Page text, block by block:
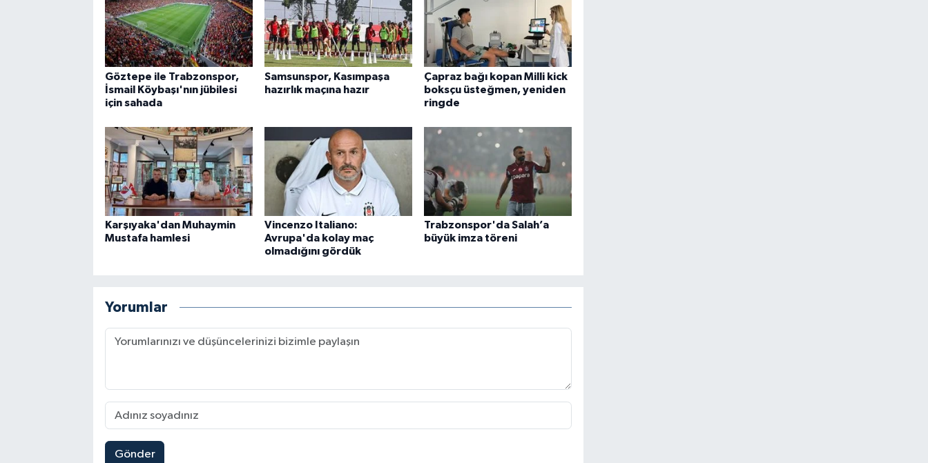
Göztepe ile Trabzonspor,
İsmail Köybaşı'nın jübilesi
için sahada
Samsunspor, Kasımpaşa
hazırlık maçına hazır
Çapraz bağı kopan Milli kick
boksçu üsteğmen, yeniden
ringde
Karşıyaka'dan Muhaymin
Mustafa hamlesi
Vincenzo Italiano:
Avrupa'da kolay maç
olmadığını gördük
Trabzonspor'da Salah’a
büyük imza töreni
Yorumlar
Gönder